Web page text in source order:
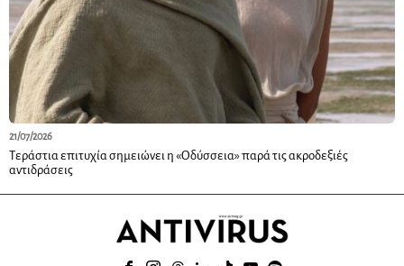
21/07/2026
Τεράστια επιτυχία σημειώνει η «Οδύσσεια» παρά τις ακροδεξιές
αντιδράσεις